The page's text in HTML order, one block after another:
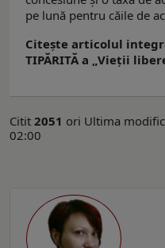
pe lună pentru căile de
Citeşte articolul
TIPĂRITĂ a „Vieţii
Citit 2051 ori Ultima
02:00